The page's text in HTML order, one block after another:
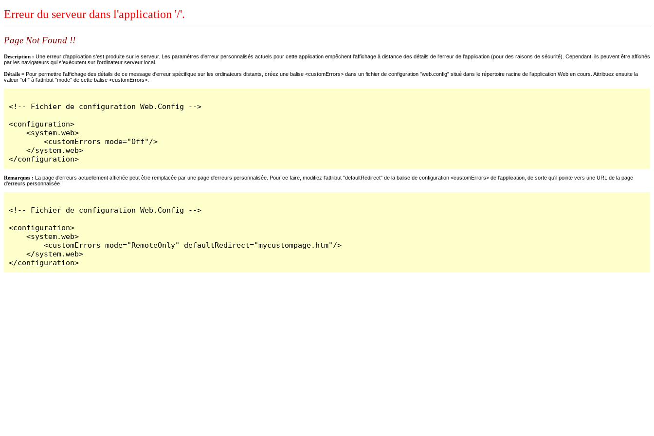
Erreur du serveur dans l'application '/'.
Page Not Found !!
Description : Une erreur d'application s'est produite sur le serveur. Les paramètres d'erreur personnalisés actuels pour cette application empêchent l'affichage à distance des détails de l'erreur de l'application (pour des raisons de sécurité). Cependant, ils peuvent être affichés
par les navigateurs qui s'exécutent sur l'ordinateur serveur local.
Détails = Pour permettre l'affichage des détails de ce message d'erreur spécifique sur les ordinateurs distants, créez une balise <customErrors> dans un fichier de configuration "web.config" situé dans le répertoire racine de l'application Web en cours. Attribuez ensuite la
valeur "off" à l'attribut "mode" de cette balise <customErrors>.
<!-- Fichier de configuration Web.Config -->
<configuration>
    <system.web>
        <customErrors mode="Off"/>
    </system.web>
</configuration>
Remarques : La page d'erreurs actuellement affichée peut être remplacée par une page d'erreurs personnalisée. Pour ce faire, modifiez l'attribut "defaultRedirect" de la balise de configuration <customErrors> de l'application, de sorte qu'il pointe vers une URL de la page
d'erreurs personnalisée !
<!-- Fichier de configuration Web.Config -->
<configuration>
    <system.web>
        <customErrors mode="RemoteOnly" defaultRedirect="mycustompage.htm"/>
    </system.web>
</configuration>